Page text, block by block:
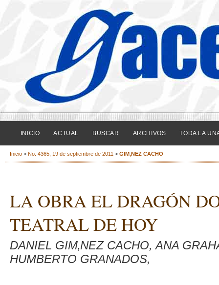
INICIO ACTUAL BUSCAR ARCHIVOS TODA LA
Inicio > No. 4365, 19 de septiembre de 2011 > GIM‚NEZ CACHO
LA OBRA EL DRAGÓN
TEATRAL DE HOY
DANIEL GIM‚NEZ CACHO, ANA
HUMBERTO GRANADOS,